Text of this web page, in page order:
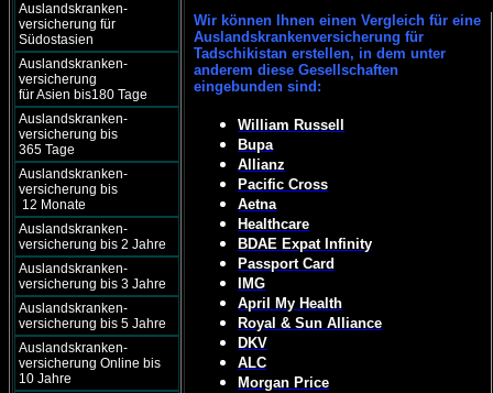
Auslandskranken-
versicherung für
Südostasien
Auslandskranken-
versicherung
für Asien bis180 Tage
Auslandskranken-
versicherung bis
365 Tage
Auslandskranken-
versicherung bis
12 Monate
Auslandskranken-
versicherung bis 2 Jahre
Auslandskranken-
versicherung bis 3 Jahre
Auslandskranken-
versicherung bis 5 Jahre
Auslandskranken-
versicherung Online bis
10 Jahre
Wir können Ihnen einen Vergleich für eine
Auslandskrankenversicherung für
Tadschikistan erstellen, in dem unter
anderem diese Gesellschaften
eingebunden sind:
William Russell
Bupa
Allianz
Pacific Cross
Aetna
Healthcare
BDAE Expat Infinity
Passport Card
IMG
April My Health
Royal & Sun Alliance
DKV
ALC
Morgan Price